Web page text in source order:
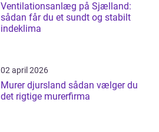
Ventilationsanlæg på Sjælland:
sådan får du et sundt og stabilt
indeklima
02 april 2026
Murer djursland sådan vælger du
det rigtige murerfirma